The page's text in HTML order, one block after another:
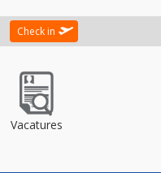
Check in
Vacatures